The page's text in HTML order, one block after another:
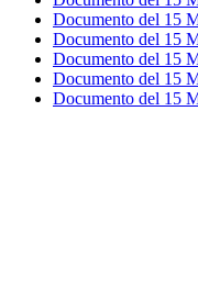
Documento del 15
Documento del 15
Documento del 15
Documento del 15
Documento del 15